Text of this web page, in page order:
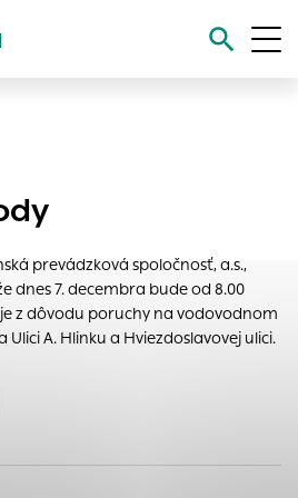
prevádzková spoločnosť, a.s.,
dnes 7. decembra bude od 8.00
z dôvodu poruchy na vodovodnom
A. Hlinku a Hviezdoslavovej ulici.
aktivite a preferenciách.
tomu, aby si webový prehliadač
alebo aby sa uložila Vaša
stránky uplatniteľnými tým, že